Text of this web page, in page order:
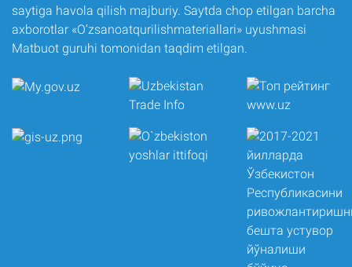
saytiga havola qilish majburiy. Saytda chop etilgan barcha
axborotlar «O‘zsanoatqurilishmateriallari» uyushmasi
Matbuot guruhi tomonidan taqdim etilgan.